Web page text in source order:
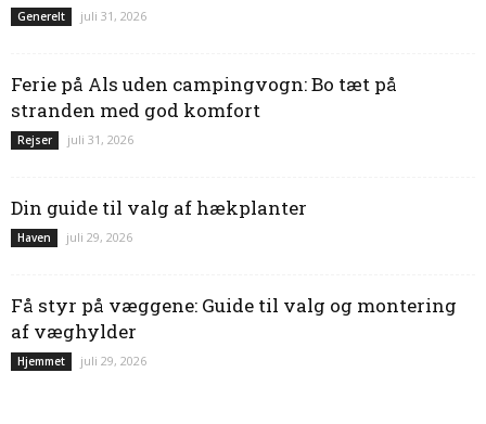
Generelt juli 31, 2026
Ferie på Als uden campingvogn: Bo tæt på
stranden med god komfort
Rejser juli 31, 2026
Din guide til valg af hækplanter
Haven juli 29, 2026
Få styr på væggene: Guide til valg og montering
af væghylder
Hjemmet juli 29, 2026